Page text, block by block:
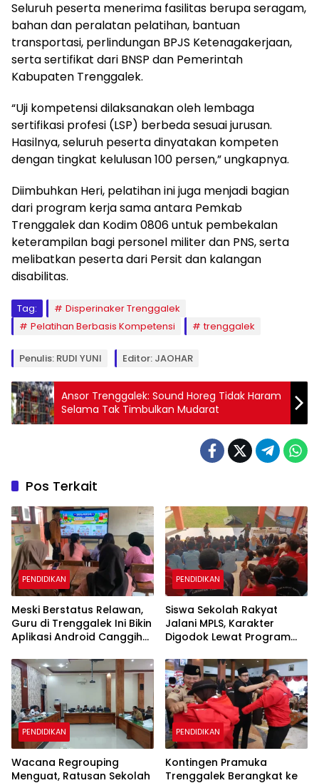
Seluruh peserta menerima fasilitas berupa seragam,
bahan dan peralatan pelatihan, bantuan
transportasi, perlindungan BPJS Ketenagakerjaan,
serta sertifikat dari BNSP dan Pemerintah
Kabupaten Trenggalek.
“Uji kompetensi dilaksanakan oleh lembaga
sertifikasi profesi (LSP) berbeda sesuai jurusan.
Hasilnya, seluruh peserta dinyatakan kompeten
dengan tingkat kelulusan 100 persen,” ungkapnya.
Diimbuhkan Heri, pelatihan ini juga menjadi bagian
dari program kerja sama antara Pemkab
Trenggalek dan Kodim 0806 untuk pembekalan
keterampilan bagi personel militer dan PNS, serta
melibatkan peserta dari Persit dan kalangan
disabilitas.
Tag:
Disperinaker Trenggalek
Pelatihan Berbasis Kompetensi
trenggalek
Penulis: RUDI YUNI Editor: JAOHAR
Ansor Trenggalek: Sound Horeg Tidak Haram
Selama Tak Timbulkan Mudarat
Pos Terkait
PENDIDIKAN
Meski Berstatus Relawan,
Guru di Trenggalek Ini Bikin
Aplikasi Android Canggih
PENDIDIKAN
Siswa Sekolah Rakyat
Jalani MPLS, Karakter
Digodok Lewat Program
PENDIDIKAN
Wacana Regrouping
Menguat, Ratusan Sekolah
PENDIDIKAN
Kontingen Pramuka
Trenggalek Berangkat ke